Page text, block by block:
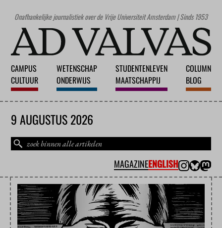
Onafhankelijke journalistiek over de Vrije Universiteit Amsterdam | Sinds 1953
CAMPUS
CULTUUR
WETENSCHAP
ONDERWIJS
STUDENTENLEVEN
MAATSCHAPPIJ
COLUMN
BLOG
9 AUGUSTUS 2026
MAGAZINEENGLISH